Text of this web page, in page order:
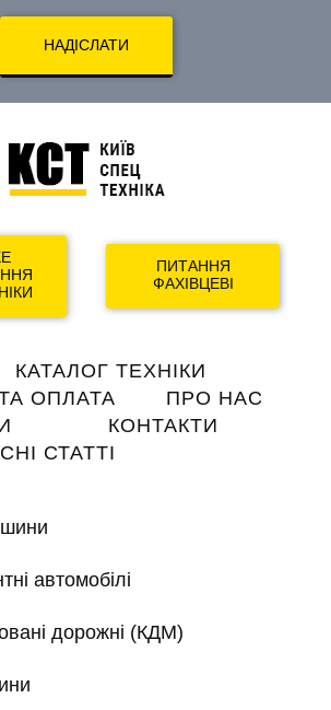
НАДІСЛАТИ
ПИТАННЯ
ФАХІВЦЕВІ
КАТАЛОГ ТЕХНІКИ
ОПЛАТА
ПРО НАС
КОНТАКТИ
СТАТТІ
автомобілі
дорожні (КДМ)